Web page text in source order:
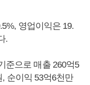
영업이익은 19.
.
준으로 매출 260억5
순이익 53억6천만